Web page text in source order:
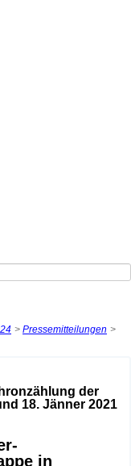
Pressemitteilungen
der
18. Jänner 2021
in